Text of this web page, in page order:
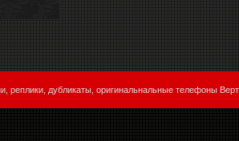
реплики, дубликаты, оригинальнальные телефоны